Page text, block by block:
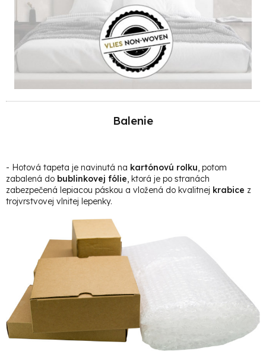
Balenie
- Hotová tapeta je navinutá na kartónovú rolku, potom
zabalená do bublinkovej fólie, ktorá je po stranách
zabezpečená lepiacou páskou a vložená do kvalitnej krabice z
trojvrstvovej vlnitej lepenky.